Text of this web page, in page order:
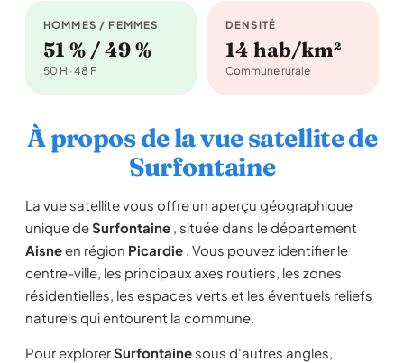
HOMMES / FEMMES
51 % / 49 %
50 H · 48 F
DENSITÉ
14 hab/km²
Commune rurale
À propos de la vue satellite de
Surfontaine
La vue satellite vous offre un aperçu géographique
unique deSurfontaine , située dans le département
Aisneen région Picardie . Vous pouvez identifier le
centre-ville, les principaux axes routiers, les zones
résidentielles, les espaces verts et les éventuels reliefs
naturels qui entourent la commune.
Pour explorerSurfontaine sous d'autres angles,